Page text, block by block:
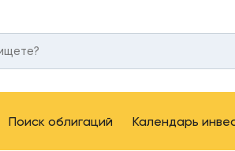
Поиск облигаций Календарь